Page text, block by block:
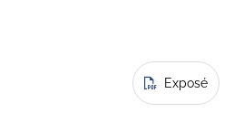
Exposé